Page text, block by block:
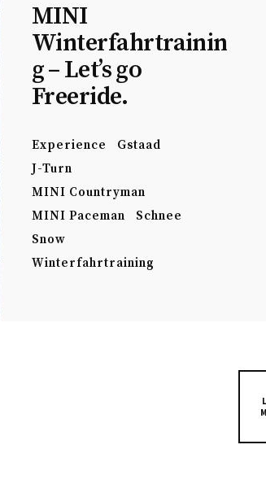
MINI
Winterfahrtrainin
g – Let’s go
Freeride.
Experience
Gstaad
J-Turn
MINI Countryman
MINI Paceman
Schnee
Snow
Winterfahrtraining